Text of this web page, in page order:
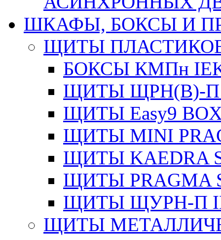
ШКАФЫ, БОКСЫ И
ЩИТЫ
БОКСЫ КМПн
ЩИТЫ ЩРН(В)-П
ЩИТЫ Easy9 BOX
ЩИТЫ MINI
ЩИТЫ KAEDRA
ЩИТЫ PRAGMA
ЩИТЫ ЩУРН-П
ЩИТЫ